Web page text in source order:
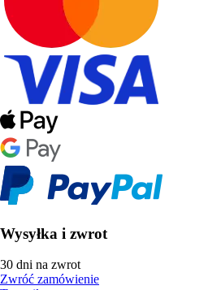
Wysyłka i zwrot
30 dni na zwrot
Zwróć zamówienie